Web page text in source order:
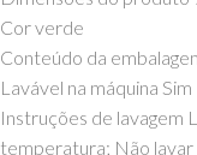
Cor verde
Conteúdo da
Lavável na máquina Sim
Instruções de lavagem
temperatura; Não lavar